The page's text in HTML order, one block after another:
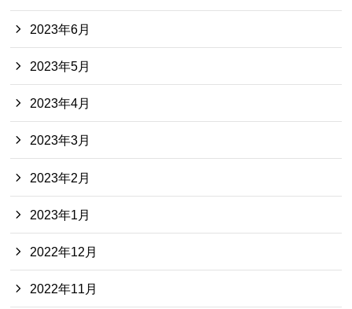
2023年6月
2023年5月
2023年4月
2023年3月
2023年2月
2023年1月
2022年12月
2022年11月